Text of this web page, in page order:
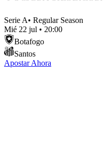
Serie A• Regular Season
Mié 22 jul • 20:00
Botafogo
Santos
Apostar Ahora